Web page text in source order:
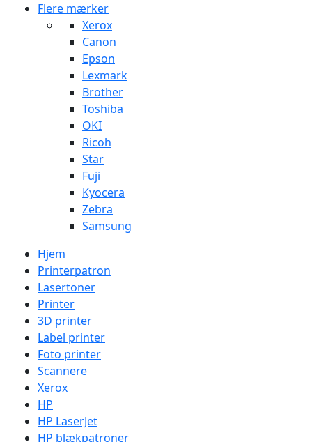
Flere mærker
Xerox
Canon
Epson
Lexmark
Brother
Toshiba
OKI
Ricoh
Star
Fuji
Kyocera
Zebra
Samsung
Hjem
Printerpatron
Lasertoner
Printer
3D printer
Label printer
Foto printer
Scannere
Xerox
HP
HP LaserJet
HP blækpatroner